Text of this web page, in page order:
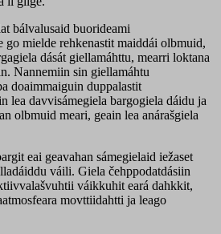
bálvalusaid buorideami
go mielde rehkenastit maiddái olbmuid,
dását giellamáhttu, mearri loktana
Nannemiin sin giellamáhtu
doaimmaiguin duppalastit
lea davvisámegiela bargogiela dáidu ja
olbmuid meari, geain lea anárašgiela
eai geavahan sámegielaid iežaset
váili. Giela čehppodatdásiin
váikkuhit eará dahkkit,
movttiidahtti ja leago